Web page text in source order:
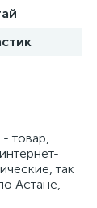
товар,
так
Астане,